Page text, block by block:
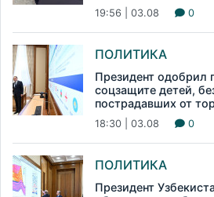
19:56 | 03.08 0
ПОЛИТИКА
Президент одобрил
соцзащите детей,
пострадавших от
18:30 | 03.08 0
ПОЛИТИКА
Президент